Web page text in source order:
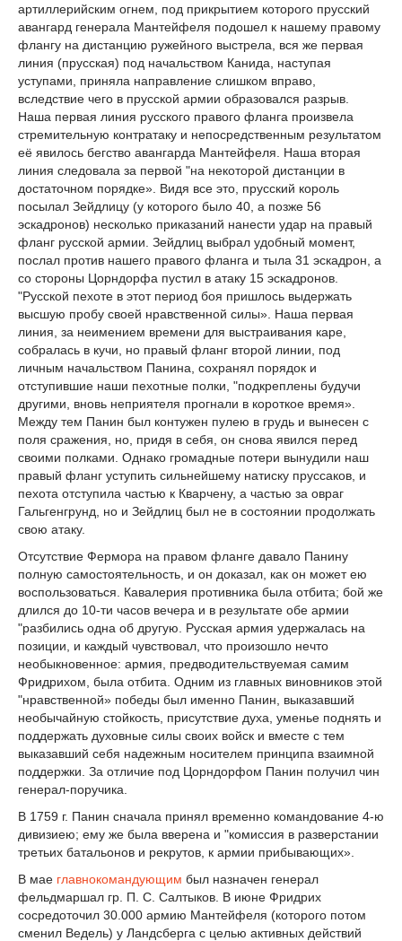
артиллерийским огнем, под прикрытием которого прусский
авангард генерала Мантейфеля подошел к нашему правому
флангу на дистанцию ружейного выстрела, вся же первая
линия (прусская) под начальством Канида, наступая
уступами, приняла направление слишком вправо,
вследствие чего в прусской армии образовался разрыв.
Наша первая линия русского правого фланга произвела
стремительную контратаку и непосредственным результатом
её явилось бегство авангарда Мантейфеля. Наша вторая
линия следовала за первой "на некоторой дистанции в
достаточном порядке». Видя все это, прусский король
посылал Зейдлицу (у которого было 40, а позже 56
эскадронов) несколько приказаний нанести удар на правый
фланг русской армии. Зейдлиц выбрал удобный момент,
послал против нашего правого фланга и тыла 31 эскадрон, а
со стороны Цорндорфа пустил в атаку 15 эскадронов.
"Русской пехоте в этот период боя пришлось выдержать
высшую пробу своей нравственной силы». Наша первая
линия, за неимением времени для выстраивания каре,
собралась в кучи, но правый фланг второй линии, под
личным начальством Панина, сохранял порядок и
отступившие наши пехотные полки, "подкреплены будучи
другими, вновь неприятеля прогнали в короткое время».
Между тем Панин был контужен пулею в грудь и вынесен с
поля сражения, но, придя в себя, он снова явился перед
своими полками. Однако громадные потери вынудили наш
правый фланг уступить сильнейшему натиску пруссаков, и
пехота отступила частью к Кварчену, а частью за овраг
Гальгенгрунд, но и Зейдлиц был не в состоянии продолжать
свою атаку.
Отсутствие Фермора на правом фланге давало Панину
полную самостоятельность, и он доказал, как он может ею
воспользоваться. Кавалерия противника была отбита; бой же
длился до 10-ти часов вечера и в результате обе армии
"разбились одна об другую. Русская армия удержалась на
позиции, и каждый чувствовал, что произошло нечто
необыкновенное: армия, предводительствуемая самим
Фридрихом, была отбита. Одним из главных виновников этой
"нравственной» победы был именно Панин, выказавший
необычайную стойкость, присутствие духа, уменье поднять и
поддержать духовные силы своих войск и вместе с тем
выказавший себя надежным носителем принципа взаимной
поддержки. За отличие под Цорндорфом Панин получил чин
генерал-поручика.
В 1759 г. Панин сначала принял временно командование 4-ю
дивизиею; ему же была вверена и "комиссия в разверстании
третьих батальонов и рекрутов, к армии прибывающих».
В мае главнокомандующим был назначен генерал
фельдмаршал гр. П. С. Салтыков. В июне Фридрих
сосредоточил 30.000 армию Мантейфеля (которого потом
сменил Ведель) у Ландсберга с целью активных действий